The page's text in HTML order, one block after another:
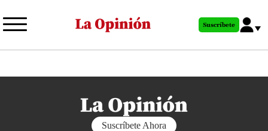
al
principal
Suscríbete
Suscríbete Ahora